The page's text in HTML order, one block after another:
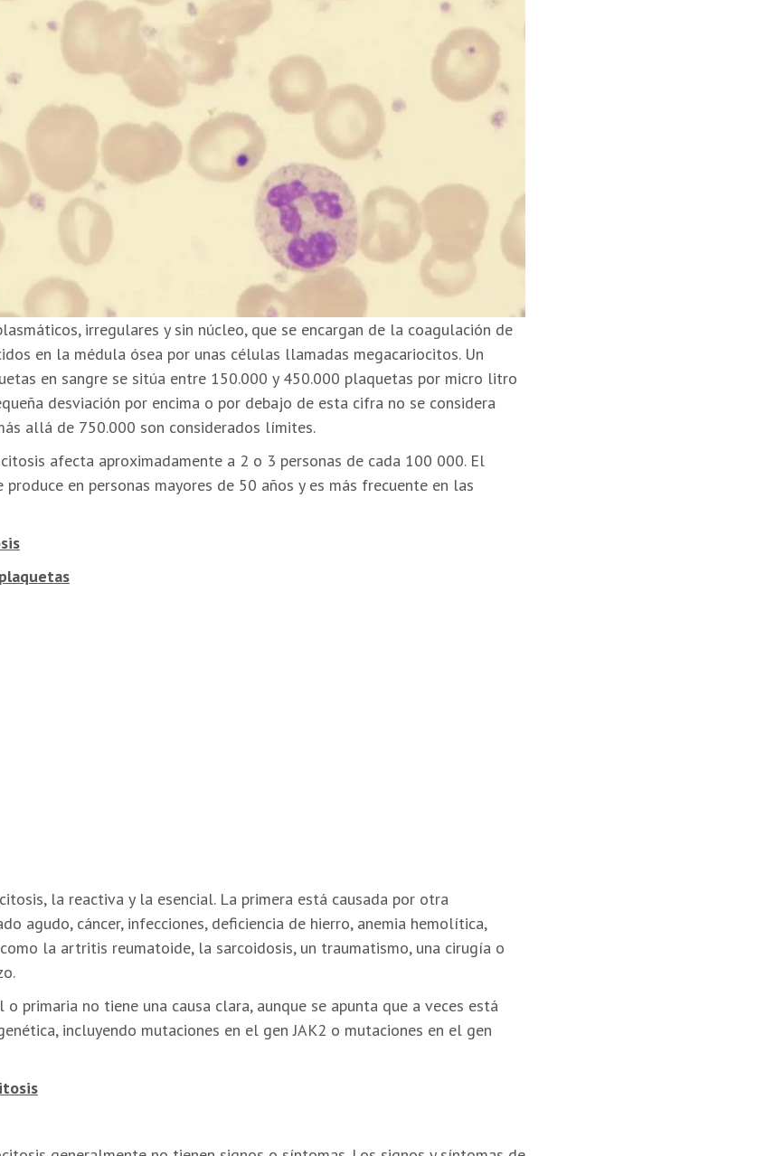
irregulares y sin núcleo, que se encargan de la coagulación de
en la médula ósea por unas células llamadas megacariocitos. Un
en sangre se sitúa entre 150.000 y 450.000 plaquetas por micro litro
desviación por encima o por debajo de esta cifra no se considera
allá de 750.000 son considerados límites.
afecta aproximadamente a 2 o 3 personas de cada 100 000. El
produce en personas mayores de 50 años y es más frecuente en las
la reactiva y la esencial. La primera está causada por otra
agudo, cáncer, infecciones, deficiencia de hierro, anemia hemolítica,
la artritis reumatoide, la sarcoidosis, un traumatismo, una cirugía o
primaria no tiene una causa clara, aunque se apunta que a veces está
incluyendo mutaciones en el gen JAK2 o mutaciones en el gen